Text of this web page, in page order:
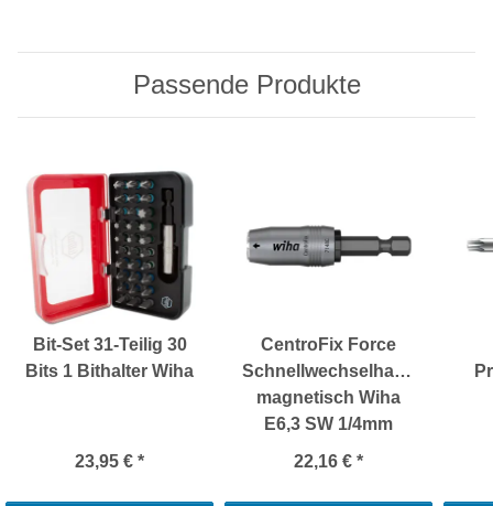
Passende Produkte
Bit-Set 31-Teilig 30
Bits 1 Bithalter Wiha
23,95 € *
CentroFix Force
Schnellwechselhalter
magnetisch Wiha
E6,3 SW 1/4mm
22,16 € *